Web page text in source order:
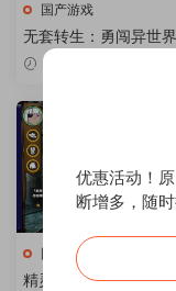
国产游戏
无套转生：勇闯异世
么简单 -Mac游戏【
马声优免steam站长
dows版】Bareback
ation for mac
2024-05-22
国产游戏
精灵之妊 -用怀孕征
优惠活动！
断增多，随时